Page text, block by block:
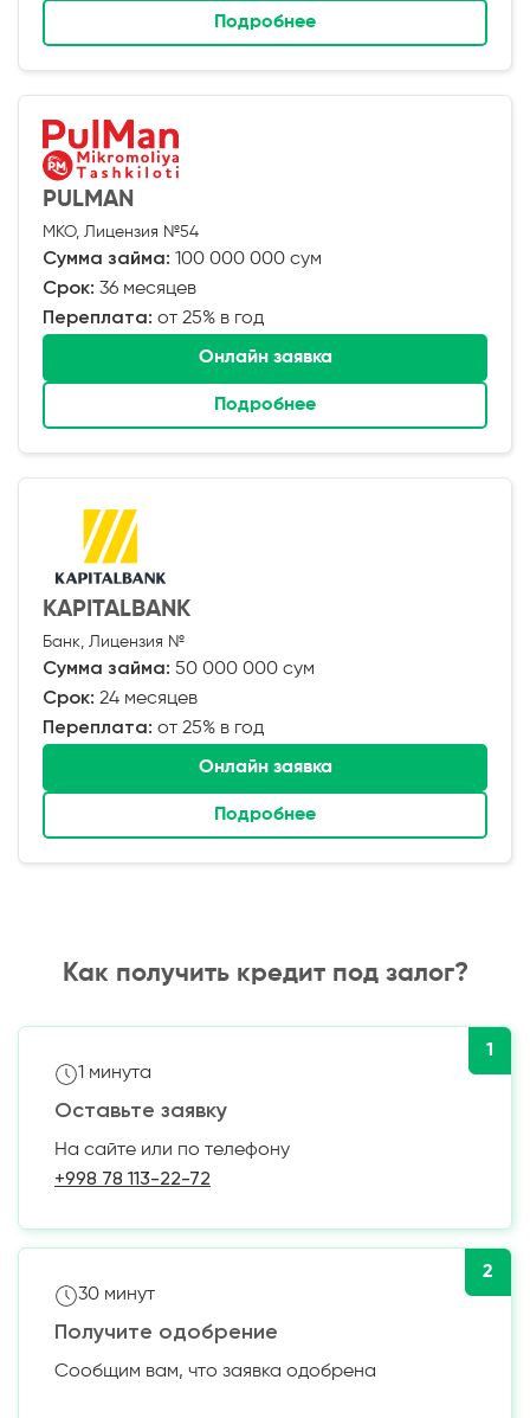
Подробнее
PULMAN
МКО, Лицензия №54
Сумма займа: 100 000 000 сум
Срок: 36 месяцев
Переплата: от 25% в год
Онлайн заявка
Подробнее
KAPITALBANK
Банк, Лицензия №
Сумма займа: 50 000 000 сум
Срок: 24 месяцев
Переплата: от 25% в год
Онлайн заявка
Подробнее
Как получить кредит под залог?
1
1 минута
Оставьте заявку
На сайте или по телефону
+998 78 113-22-72
2
30 минут
Получите одобрение
Сообщим вам, что заявка одобрена